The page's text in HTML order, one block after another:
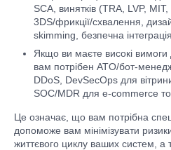
SCA, винятків (TRA, LVP,
3DS/фрикції/схвалення,
skimming, безпечна
Якщо ви маєте високі вимоги
вам потрібен ATO/бот-
DDoS, DevSecOps для
SOC/MDR для e-commerce
Це означає, що вам потрібна
допоможе вам мінімізувати
життєвого циклу ваших систем, а